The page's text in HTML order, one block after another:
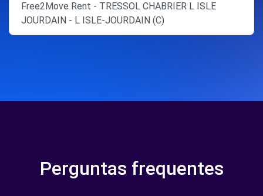
Free2Move Rent - TRESSOL CHABRIER L ISLE
JOURDAIN - L ISLE-JOURDAIN (C)
Perguntas frequentes